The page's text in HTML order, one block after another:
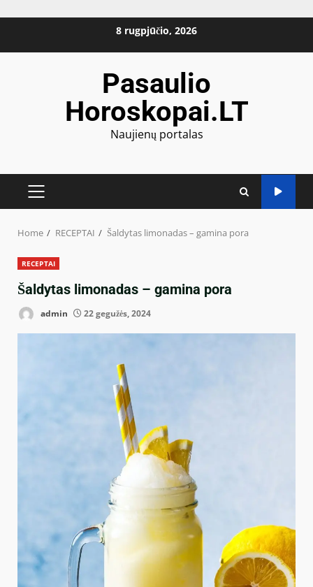
8 rugpjūčio, 2026
Pasaulio
Horoskopai.LT
Naujienų portalas
PRIMARY
Home RECEPTAI Šaldytas limonadas – gamina pora
RECEPTAI
Šaldytas limonadas – gamina pora
admin 22 gegužės, 2024